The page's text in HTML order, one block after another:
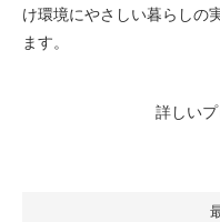
け環境にやさしい暮らしの
ます。
詳しい